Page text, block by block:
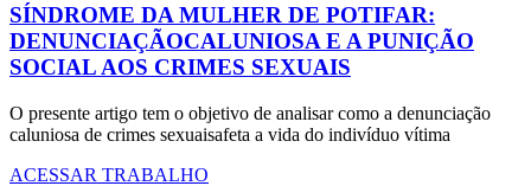
SÍNDROME DA MULHER DE POTIFAR:
DENUNCIAÇÃOCALUNIOSA E A PUNIÇÃO
SOCIAL AOS CRIMES SEXUAIS
O presente artigo tem o objetivo de analisar como a denunciação
caluniosa de crimes sexuaisafeta a vida do indivíduo vítima
ACESSAR TRABALHO